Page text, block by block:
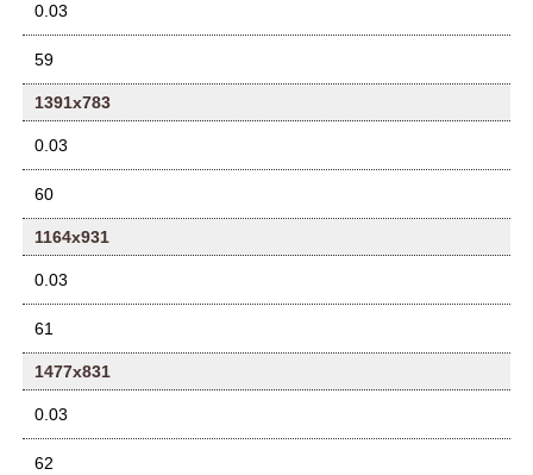
0.03
59
1391x783
0.03
60
1164x931
0.03
61
1477x831
0.03
62